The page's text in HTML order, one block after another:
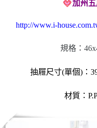
加州
http://www.i-
規格：
抽屜尺寸(單個)：
材質：